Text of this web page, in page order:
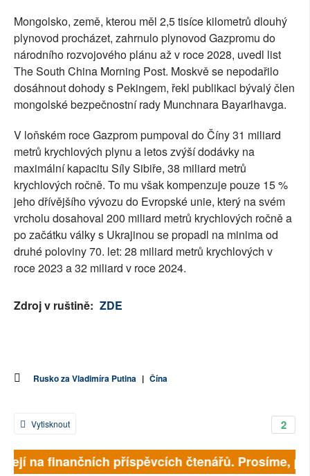
Mongolsko, země, kterou měl 2,5 tisíce kilometrů dlouhý
plynovod procházet, zahrnulo plynovod Gazpromu do
národního rozvojového plánu až v roce 2028, uvedl list
The South China Morning Post. Moskvě se nepodařilo
dosáhnout dohody s Pekingem, řekl publikaci bývalý člen
mongolské bezpečnostní rady Munchnara Bayarlhavga.
V loňském roce Gazprom pumpoval do Číny 31 miliard
metrů krychlových plynu a letos zvýší dodávky na
maximální kapacitu Síly Sibiře, 38 miliard metrů
krychlových ročně. To mu však kompenzuje pouze 15 %
jeho dřívějšího vývozu do Evropské unie, který na svém
vrcholu dosahoval 200 miliard metrů krychlových ročně a
po začátku války s Ukrajinou se propadl na minima od
druhé poloviny 70. let: 28 miliard metrů krychlových v
roce 2023 a 32 miliard v roce 2024.
Zdroj v ruštině: ZDE
Rusko za Vladimíra Putina | Čína
2
Vytisknout
na finančních příspěvcích čtenářů. Prosíme,